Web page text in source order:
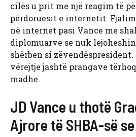
cilës u prit me një reagim të
përdoruesit e internetit.
në internet pasi Vance me
diplomuarve se nuk
shërben si
vërejtje jashtë prangave
madhe.
JD Vance u thotë
Ajrore të SHBA-së